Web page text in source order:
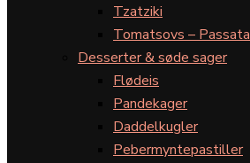
Tzatziki
Tomatsovs – Passata
Desserter & søde sager
Flødeis
Pandekager
Daddelkugler
Pebermyntepastiller